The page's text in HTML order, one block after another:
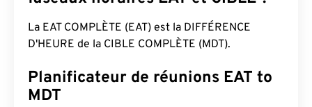
La EAT COMPLÈTE (EAT) est la DIFFÉRENCE
D'HEURE de la CIBLE COMPLÈTE (MDT).
Planificateur de réunions EAT to
MDT